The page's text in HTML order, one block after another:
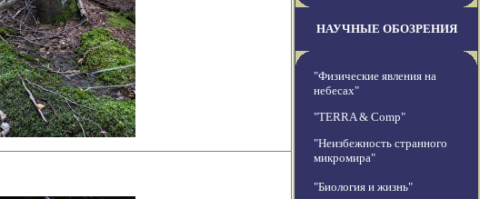
НАУЧНЫЕ ОБОЗРЕНИЯ
"Физические явления на
небесах"
"TERRA & Comp"
"Неизбежность странного
микромира"
"Биология и жизнь"